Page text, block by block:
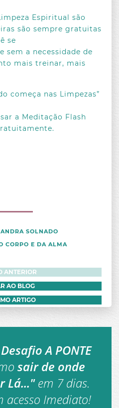
Espiritual são
são sempre gratuitas
se
a necessidade de
mais treinar, mais
começa nas Limpezas”
a Meditação Flash
SOLNADO
CORPO E DA ALMA
ANTERIOR
AO BLOG
ARTIGO
A PONTE
sair de onde
Lá..."em 7 dias.
acesso Imediato!